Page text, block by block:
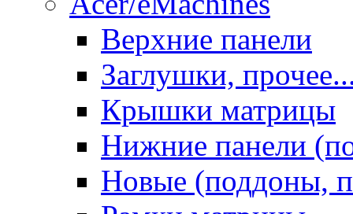
Верхние панели
Заглушки,
Крышки матрицы
Нижние панели
Новые (поддоны,